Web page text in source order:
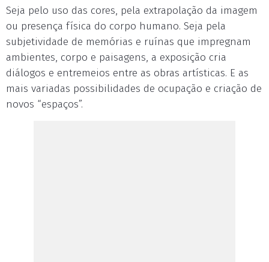
Seja pelo uso das cores, pela extrapolação da imagem
ou presença física do corpo humano. Seja pela
subjetividade de memórias e ruínas que impregnam
ambientes, corpo e paisagens, a exposição cria
diálogos e entremeios entre as obras artísticas. E as
mais variadas possibilidades de ocupação e criação de
novos “espaços”.